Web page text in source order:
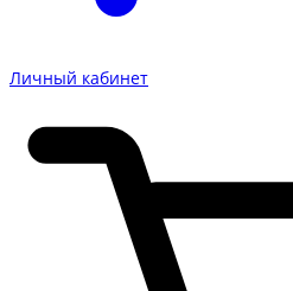
Личный кабинет